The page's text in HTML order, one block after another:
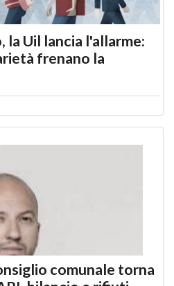
la Uil lancia l'allarme:
frenano la
comunale torna